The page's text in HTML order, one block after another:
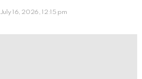
July 16, 2026, 12:15 pm